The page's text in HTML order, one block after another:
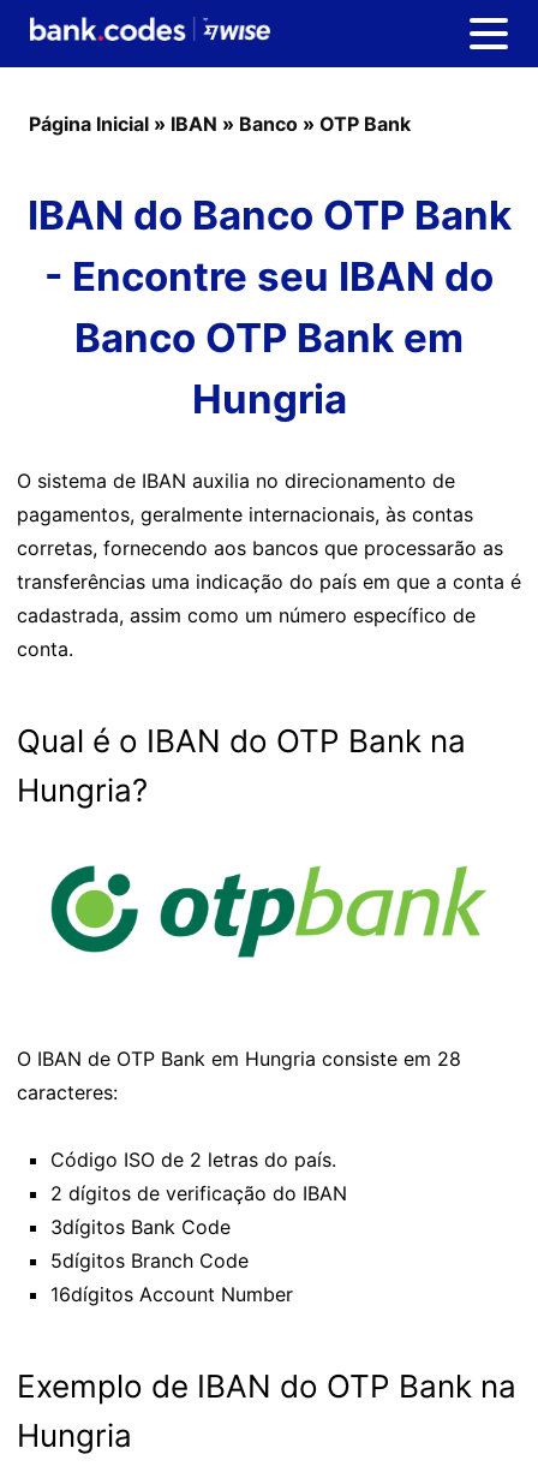
Página Inicial » IBAN » Banco » OTP Bank
IBAN do Banco OTP Bank
- Encontre seu IBAN do
Banco OTP Bank em
Hungria
O sistema de IBAN auxilia no direcionamento de
pagamentos, geralmente internacionais, às contas
corretas, fornecendo aos bancos que processarão as
transferências uma indicação do país em que a conta é
cadastrada, assim como um número específico de
conta.
Qual é o IBAN do OTP Bank na
Hungria?
O IBAN de OTP Bank em Hungria consiste em 28
caracteres:
Código ISO de 2 letras do país.
2 dígitos de verificação do IBAN
3dígitos Bank Code
5dígitos Branch Code
16dígitos Account Number
Exemplo de IBAN do OTP Bank na
Hungria